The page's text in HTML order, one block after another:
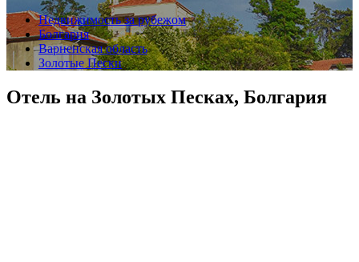
Недвижимость за рубежом
Болгария
Варненская область
Золотые Пески
Отель на Золотых Песках, Болгария